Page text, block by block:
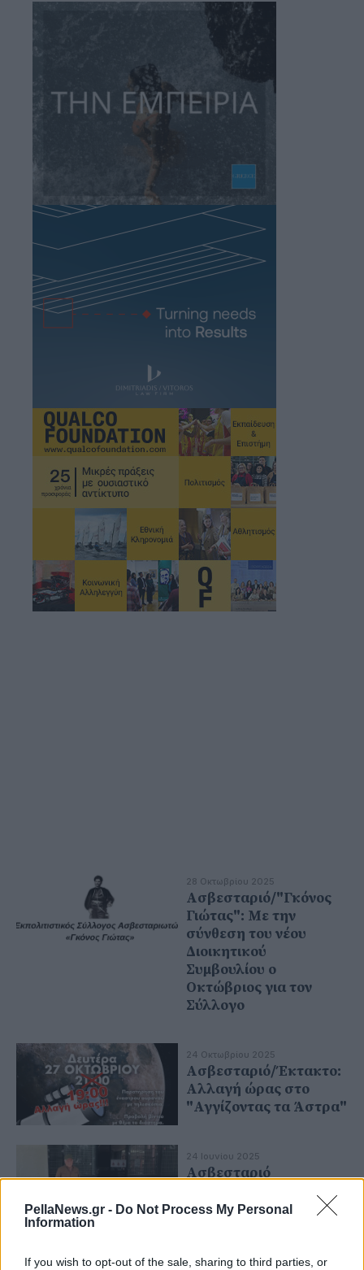
PellaNews.gr - Do Not Process My Personal
Information
If you wish to opt-out of the sale, sharing to third parties, or
28 Οκτωβρίου 2025
Ασβεσταριό/"Γκόνος
Γιώτας": Με την
σύνθεση του νέου
Διοικητικού
Συμβουλίου ο
Οκτώβριος για τον
Σύλλογο
24 Οκτωβρίου 2025
Ασβεσταριό/Έκτακτο:
Αλλαγή ώρας στο
"Αγγίζοντας τα Άστρα"
24 Ιουνίου 2025
Ασβεσταριό
Γιαννιτσών: Ποτέ δεν
είναι αργά για πτυχίο –